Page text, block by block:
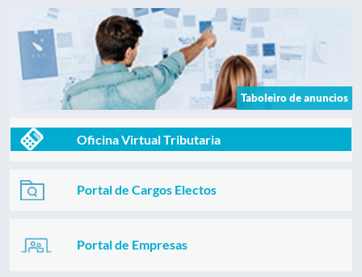
Taboleiro de anuncios
Oficina Virtual Tributaria
Portal de Cargos Electos
Portal de Empresas